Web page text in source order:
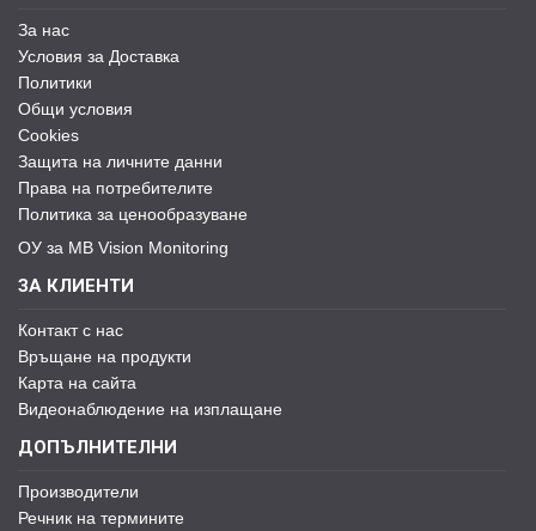
За нас
Условия за Доставка
Политики
Общи условия
Cookies
Защита на личните данни
Права на потребителите
Политика за ценообразуване
ОУ за MB Vision Monitoring
ЗА КЛИЕНТИ
Контакт с нас
Връщане на продукти
Карта на сайта
Видеонаблюдение на изплащане
ДОПЪЛНИТЕЛНИ
Производители
Речник на термините